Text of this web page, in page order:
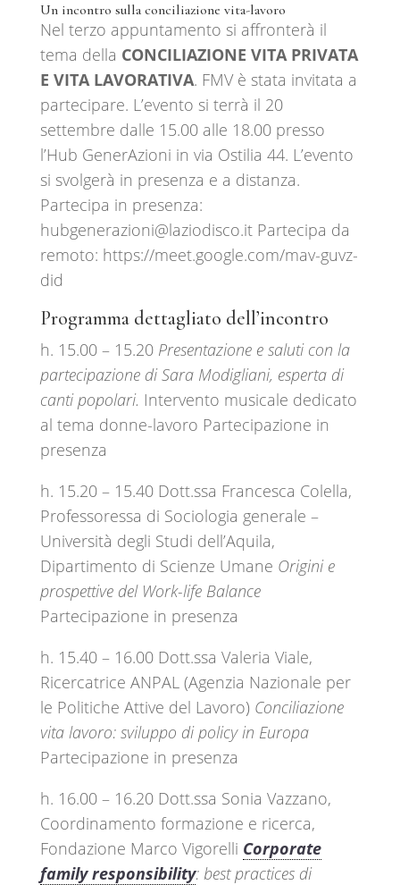
Un incontro sulla conciliazione vita-lavoro
Nel terzo appuntamento si affronterà il
tema della CONCILIAZIONE VITA PRIVATA
E VITA LAVORATIVA. FMV è stata invitata a
partecipare. L’evento si terrà il 20
settembre dalle 15.00 alle 18.00 presso
l’Hub GenerAzioni in via Ostilia 44. L’evento
si svolgerà in presenza e a distanza.
Partecipa in presenza:
ti.ocsidoizal@inoizarenegbuhPartecipa da
remoto: https://meet.google.com/mav-guvz-
did
Programma dettagliato dell’incontro
h. 15.00 – 15.20 Presentazione e saluti con la
partecipazione di Sara Modigliani, esperta di
canti popolari. Intervento musicale dedicato
al tema donne-lavoro Partecipazione in
presenza
h. 15.20 – 15.40 Dott.ssa Francesca Colella,
Professoressa di Sociologia generale –
Università degli Studi dell’Aquila,
Dipartimento di Scienze Umane Origini e
prospettive del Work-life Balance
Partecipazione in presenza
h. 15.40 – 16.00 Dott.ssa Valeria Viale,
Ricercatrice ANPAL (Agenzia Nazionale per
le Politiche Attive del Lavoro) Conciliazione
vita lavoro: sviluppo di policy in Europa
Partecipazione in presenza
h. 16.00 – 16.20 Dott.ssa Sonia Vazzano,
Coordinamento formazione e ricerca,
Fondazione Marco Vigorelli Corporate
family responsibility: best practices di